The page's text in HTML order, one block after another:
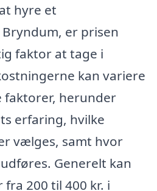
hyre et
er prisen
faktor at tage i
kan variere
herunder
erfaring, hvilke
vælges, samt hvor
Generelt kan
200 til 400 kr. i